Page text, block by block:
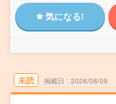
気になる!
未読 掲載日 2026/08/09